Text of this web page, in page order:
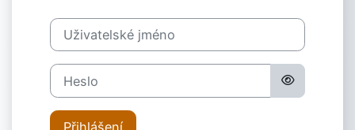
Přeskočit na vytvoření nového účtu
Uživatelské jméno
Heslo
Přihlášení